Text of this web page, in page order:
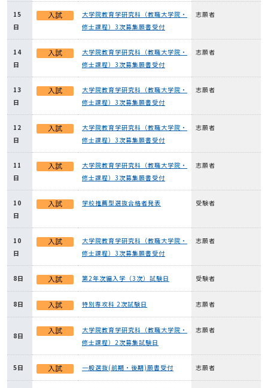
15
日
大学院教育学研究科（教職大学院・
修士課程）3次募集願書受付
志願者
14
日
大学院教育学研究科（教職大学院・
修士課程）3次募集願書受付
志願者
13
日
大学院教育学研究科（教職大学院・
修士課程）3次募集願書受付
志願者
12
日
大学院教育学研究科（教職大学院・
修士課程）3次募集願書受付
志願者
11
日
大学院教育学研究科（教職大学院・
修士課程）3次募集願書受付
志願者
10
日
学校推薦型選抜合格者発表 受験者
10
日
大学院教育学研究科（教職大学院・
修士課程）3次募集願書受付
志願者
8日 第2年次編入学（3次）試験日 受験者
8日 特別専攻科 2次試験日 志願者
8日
大学院教育学研究科（教職大学院・
修士課程）2次募集試験日
志願者
5日 一般選抜(前期・後期)願書受付 志願者